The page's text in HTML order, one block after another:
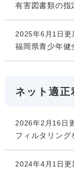
有害図書類の指
2025年6月1日更
福岡県青少年健
ネット適正
2026年2月16日
フィルタリング
2024年4月1日更